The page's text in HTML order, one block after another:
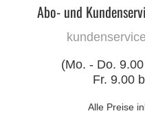
Abo- und
(Mo. - Do.
Fr. 9.00
Alle Preise